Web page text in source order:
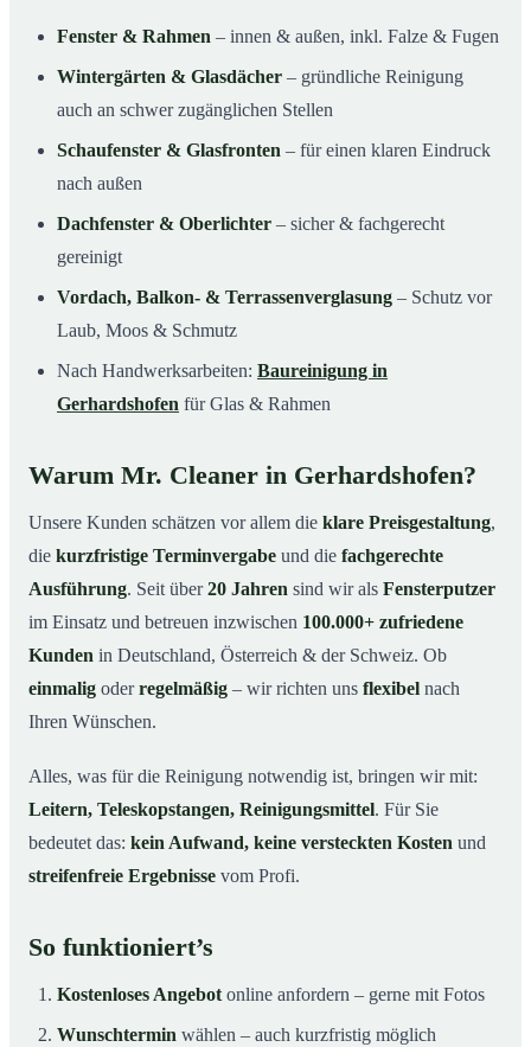
Fenster & Rahmen – innen & außen, inkl. Falze & Fugen
Wintergärten & Glasdächer – gründliche Reinigung
auch an schwer zugänglichen Stellen
Schaufenster & Glasfronten – für einen klaren Eindruck
nach außen
Dachfenster & Oberlichter – sicher & fachgerecht
gereinigt
Vordach, Balkon- & Terrassenverglasung – Schutz vor
Laub, Moos & Schmutz
Nach Handwerksarbeiten: Baureinigung in
Gerhardshofen für Glas & Rahmen
Warum Mr. Cleaner in Gerhardshofen?
Unsere Kunden schätzen vor allem die klare Preisgestaltung,
die kurzfristige Terminvergabe und die fachgerechte
Ausführung. Seit über20 Jahren sind wir als Fensterputzer
im Einsatz und betreuen inzwischen 100.000+ zufriedene
Kunden in Deutschland, Österreich & der Schweiz. Ob
einmalig oderregelmäßig – wir richten uns flexibel nach
Ihren Wünschen.
Alles, was für die Reinigung notwendig ist, bringen wir mit:
Leitern, Teleskopstangen, Reinigungsmittel. Für Sie
bedeutet das: kein Aufwand, keine versteckten Kosten und
streifenfreie Ergebnisse vom Profi.
So funktioniert’s
Kostenloses Angebot online anfordern – gerne mit Fotos
Wunschtermin wählen – auch kurzfristig möglich